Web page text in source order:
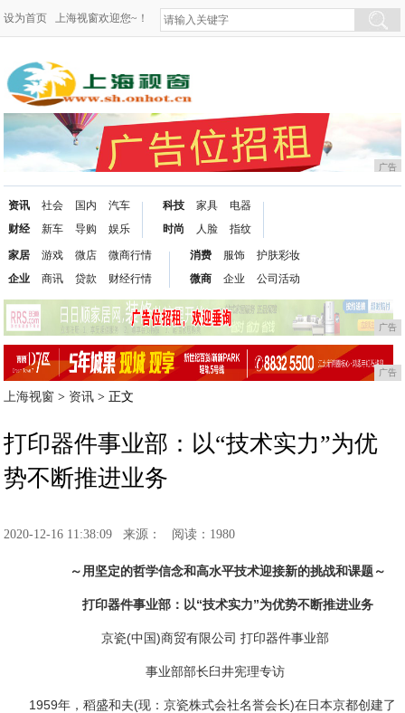
设为首页 上海视窗欢迎您~！
广告
资讯
财经
社会
新车
国内
导购
汽车
娱乐
科技
时尚
家具
人脸
电器
指纹
家居
企业
游戏
商讯
微店
贷款
微商行情
财经行情
消费
微商
服饰
企业
护肤彩妆
公司活动
广告
广告
上海视窗 > 资讯 > 正文
打印器件事业部：以“技术实力”为优
势不断推进业务
2020-12-16 11:38:09 来源： 阅读：1980
～用坚定的哲学信念和高水平技术迎接新的挑战和课题～
打印器件事业部：以“技术实力”为优势不断推进业务
京瓷(中国)商贸有限公司 打印器件事业部
事业部部长臼井宪理专访
1959年，稻盛和夫(现：京瓷株式会社名誉会长)在日本京都创建了